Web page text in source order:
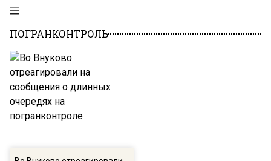
ПОГРАНКОНТРОЛЬ